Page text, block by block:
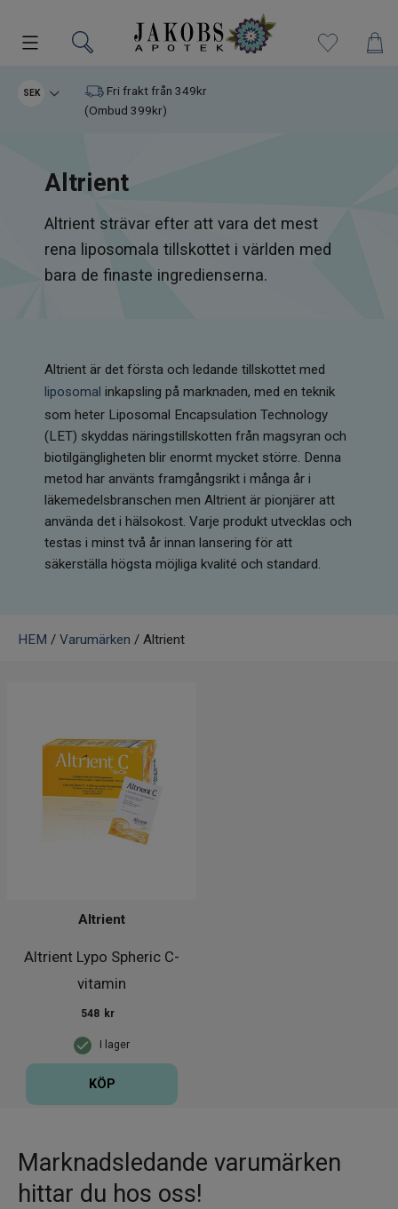
Kampanjer
Varumärken
Kosttillskott
Superfood
Kristaller
Infrarött Ljus
Vattenrening & Övrigt
Transdermala plåster
Fyndlådan
SEK
Fri frakt från 349kr
(Ombud 399kr)
Altrient
Altrient strävar efter att vara det mest
rena liposomala tillskottet i världen med
bara de finaste ingredienserna.
Altrient är det första och ledande tillskottet med
liposomal inkapsling på marknaden, med en teknik
som heter Liposomal Encapsulation Technology
(LET) skyddas näringstillskotten från magsyran och
biotilgängligheten blir enormt mycket större. Denna
metod har använts framgångsrikt i många år i
läkemedelsbranschen men Altrient är pionjärer att
använda det i hälsokost. Varje produkt utvecklas och
testas i minst två år innan lansering för att
säkerställa högsta möjliga kvalité och standard.
HEM / Varumärken / Altrient
Altrient Lypo Spheric C-
vitamin
Altrient
I lager
548 kr
KÖP
Marknadsledande varumärken
hittar du hos oss!